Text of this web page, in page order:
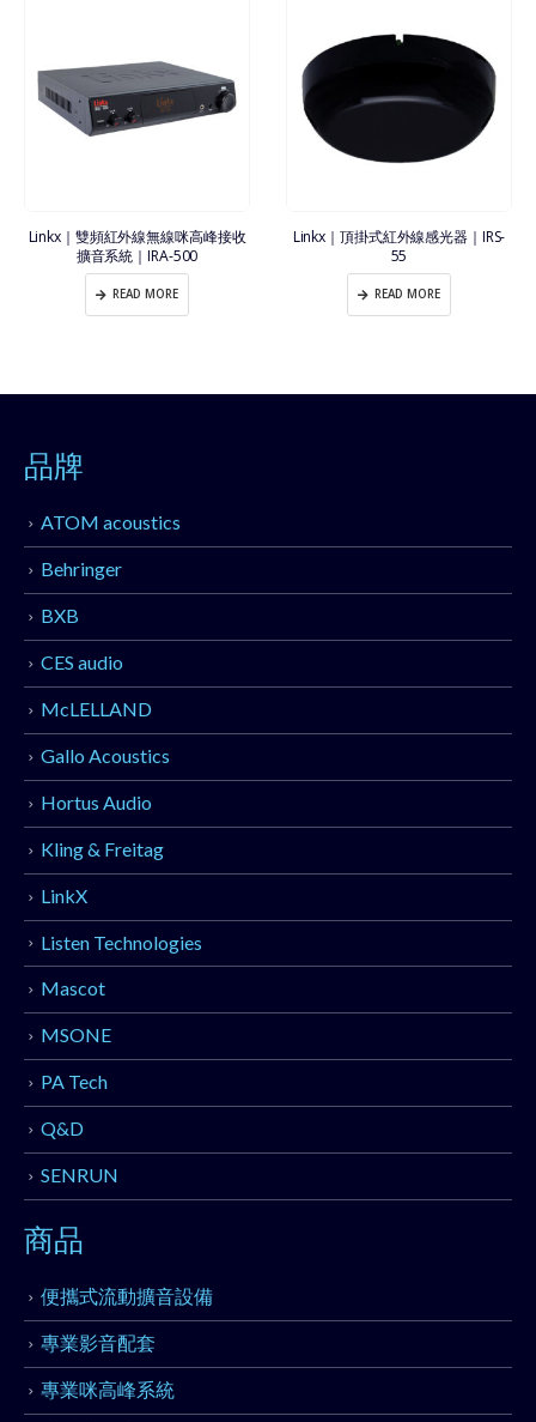
Linkx｜雙頻紅外線無線咪高峰接收
擴音系統｜IRA-500
READ MORE
Linkx｜頂掛式紅外線感光器｜IRS-
55
READ MORE
品牌
ATOM acoustics
Behringer
BXB
CES audio
McLELLAND
Gallo Acoustics
Hortus Audio
Kling & Freitag
LinkX
Listen Technologies
Mascot
MSONE
PA Tech
Q&D
SENRUN
商品
便攜式流動擴音設備
專業影音配套
專業咪高峰系統